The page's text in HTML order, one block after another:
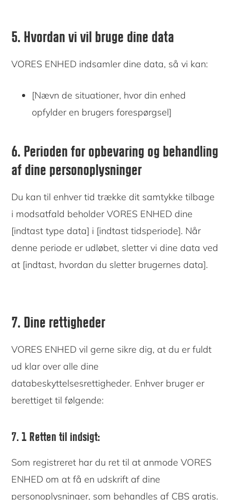
5. Hvordan vi vil bruge dine data
VORES ENHED indsamler dine data, så vi kan:
[Nævn de situationer, hvor din enhed
opfylder en brugers forespørgsel]
6. Perioden for opbevaring og behandling
af dine personoplysninger
Du kan til enhver tid trække dit samtykke tilbage
i modsatfald beholder VORES ENHED dine
[indtast type data] i [indtast tidsperiode]. Når
denne periode er udløbet, sletter vi dine data ved
at [indtast, hvordan du sletter brugernes data].
7. Dine rettigheder
VORES ENHED vil gerne sikre dig, at du er fuldt
ud klar over alle dine
databeskyttelsesrettigheder. Enhver bruger er
berettiget til følgende:
7. 1 Retten til indsigt:
Som registreret har du ret til at anmode VORES
ENHED om at få en udskrift af dine
personoplysninger, som behandles af CBS gratis.